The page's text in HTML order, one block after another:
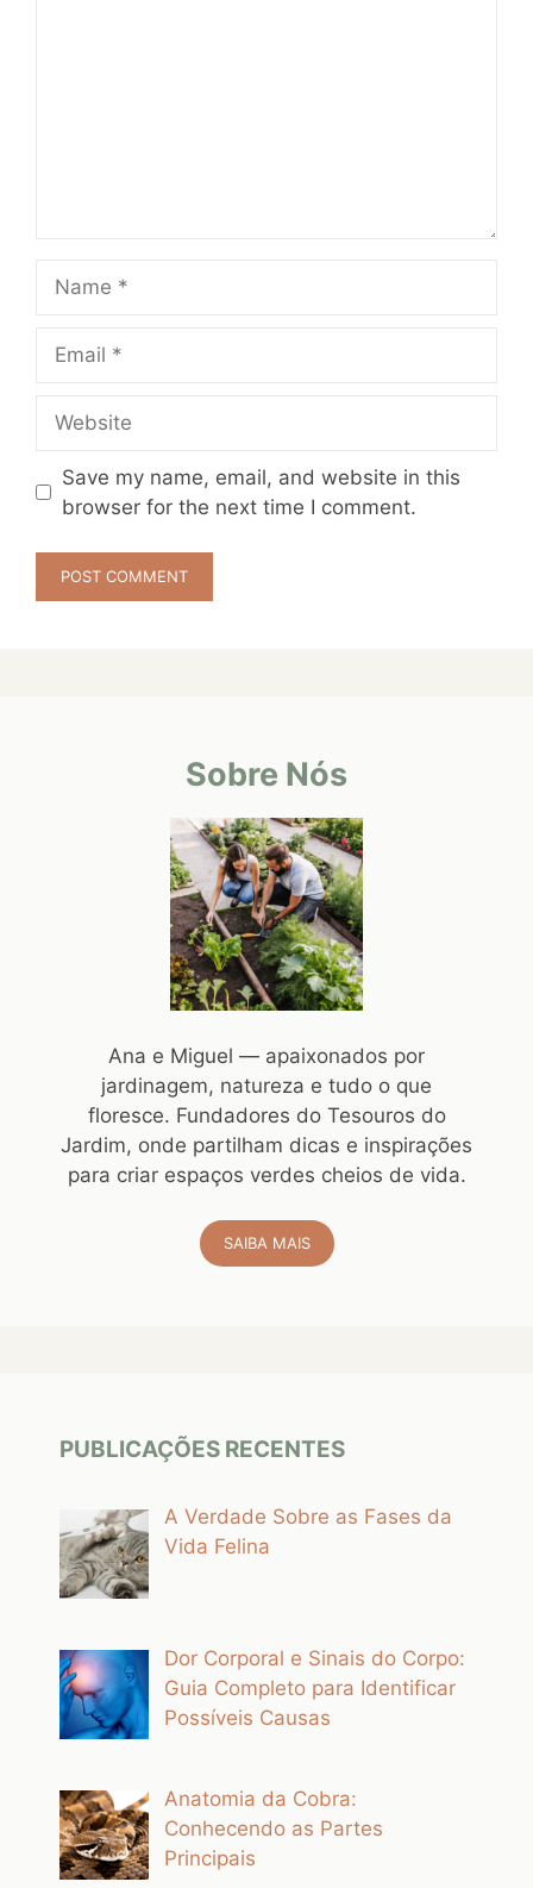
Save my name, email, and website in this
browser for the next time I comment.
Sobre Nós
Ana e Miguel — apaixonados por
jardinagem, natureza e tudo o que
floresce. Fundadores do Tesouros do
Jardim, onde partilham dicas e inspirações
para criar espaços verdes cheios de vida.
SAIBA MAIS
PUBLICAÇÕES RECENTES
A Verdade Sobre as Fases da
Vida Felina
Dor Corporal e Sinais do Corpo:
Guia Completo para Identificar
Possíveis Causas
Anatomia da Cobra:
Conhecendo as Partes
Principais